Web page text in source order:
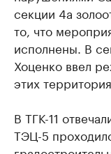
секции 4а
то, что
исполнены. В
Хоценко ввел
этих
В ТГК-11
ТЭЦ-5